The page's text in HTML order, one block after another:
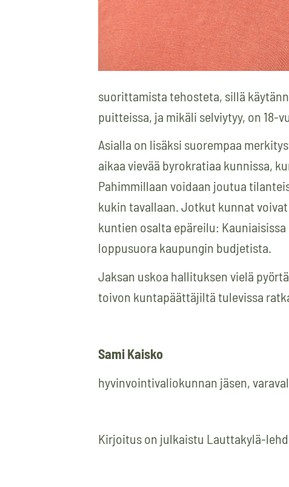
suorittamista tehosteta, sillä
puitteissa, ja mikäli selviytyy, on 18-
Asialla on lisäksi suorempaa
aikaa vievää byrokratiaa kunnissa,
Pahimmillaan voidaan joutua
kukin tavallaan. Jotkut kunnat
kuntien osalta epäreilu:
loppusuora kaupungin budjetista.
Jaksan uskoa hallituksen vielä
toivon kuntapäättäjiltä tulevissa
Sami Kaisko
hyvinvointivaliokunnan jäsen,
Kirjoitus on julkaistu Lauttakylä-